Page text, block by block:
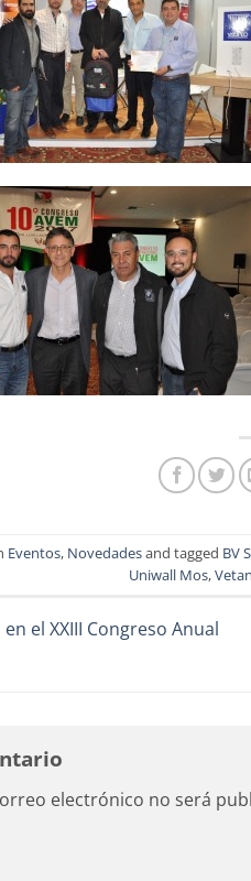
Eventos, Novedadesand tagged BV
Uniwall Mos,
el XXIII Congreso Anual
electrónico no será